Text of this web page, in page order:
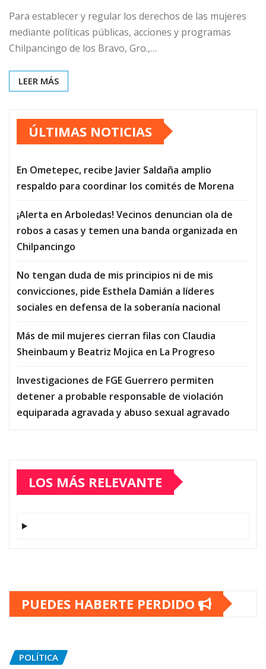
Para establecer y regular los derechos de las mujeres
mediante políticas públicas, acciones y programas
Chilpancingo de los Bravo, Gro.,…
LEER MÁS
ÚLTIMAS NOTICIAS
En Ometepec, recibe Javier Saldaña amplio
respaldo para coordinar los comités de Morena
¡Alerta en Arboledas! Vecinos denuncian ola de
robos a casas y temen una banda organizada en
Chilpancingo
No tengan duda de mis principios ni de mis
convicciones, pide Esthela Damián a líderes
sociales en defensa de la soberanía nacional
Más de mil mujeres cierran filas con Claudia
Sheinbaum y Beatriz Mojica en La Progreso
Investigaciones de FGE Guerrero permiten
detener a probable responsable de violación
equiparada agravada y abuso sexual agravado
LOS MÁS RELEVANTE
PUEDES HABERTE PERDIDO
POLÍTICA